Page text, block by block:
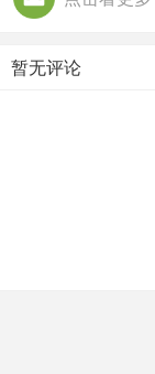
暂无评论